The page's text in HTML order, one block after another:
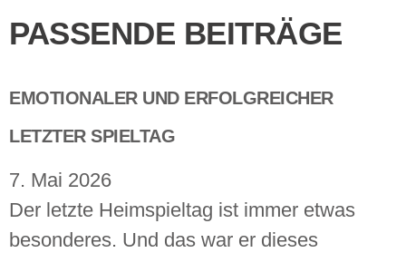
PASSENDE BEITRÄGE
EMOTIONALER UND ERFOLGREICHER
LETZTER SPIELTAG
7. Mai 2026
Der letzte Heimspieltag ist immer etwas
besonderes. Und das war er dieses